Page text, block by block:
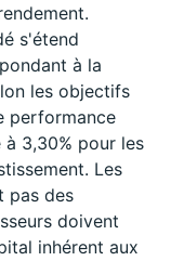
s'étend
à la
les objectifs
performance
à 3,30% pour les
Les
pas des
doivent
inhérent aux